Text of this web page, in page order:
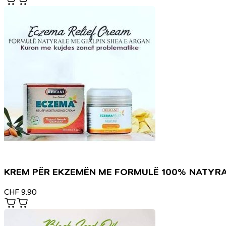
KREM PËR EKZEMËN ME FORMULË 100%
CHF 9.90